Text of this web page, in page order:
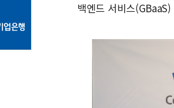
백엔드 서비스